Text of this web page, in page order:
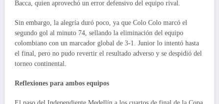
Bacca, quien aprovechó un error defensivo del equipo rival.
Sin embargo, la alegría duró poco, ya que Colo Colo marcó el
segundo gol al minuto 74, sellando la eliminación del equipo
colombiano con un marcador global de 3-1. Junior lo intentó hasta
el final, pero no pudo revertir el resultado adverso y se despidió del
torneo continental.
Reflexiones para ambos equipos